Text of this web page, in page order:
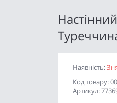
Наявність:
Код товару:
Артикул: